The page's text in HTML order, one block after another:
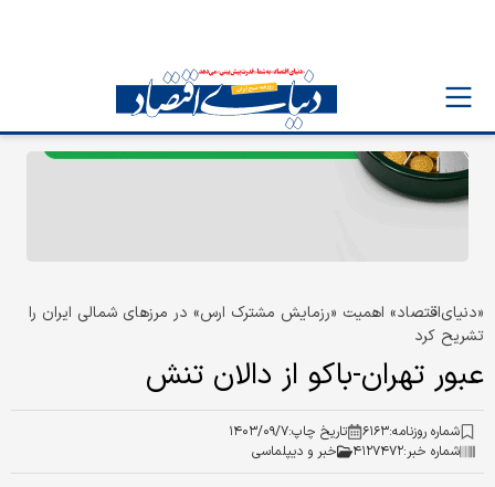
«دنیای‌اقتصاد» اهمیت «رزمایش مشترک ارس» در مرزهای شمالی ایران را
تشریح کرد
عبور تهران-باکو از دالان تنش
شماره روزنامه:۶۱۶۳ تاریخ چاپ:۱۴۰۳/۰۹/۷
شماره خبر:۴۱۲۷۴۷۲ خبر و دیپلماسی